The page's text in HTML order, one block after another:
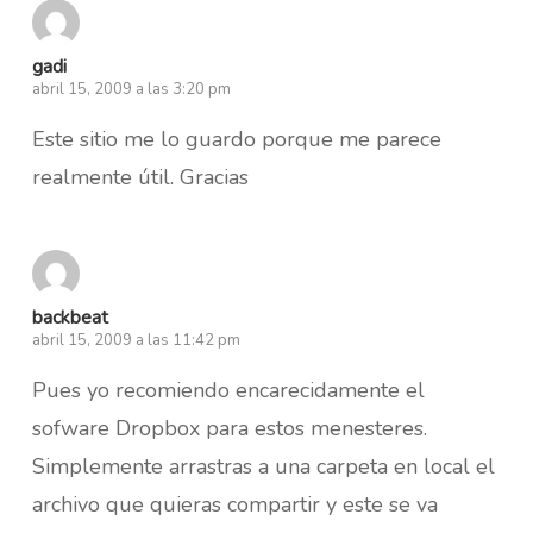
gadi
abril 15, 2009 a las 3:20 pm
Este sitio me lo guardo porque me parece
realmente útil. Gracias
backbeat
abril 15, 2009 a las 11:42 pm
Pues yo recomiendo encarecidamente el
sofware Dropbox para estos menesteres.
Simplemente arrastras a una carpeta en local el
archivo que quieras compartir y este se va